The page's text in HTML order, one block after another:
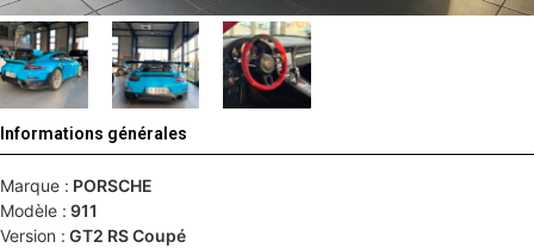
Informations générales
Marque : PORSCHE
Modèle : 911
Version : GT2 RS Coupé